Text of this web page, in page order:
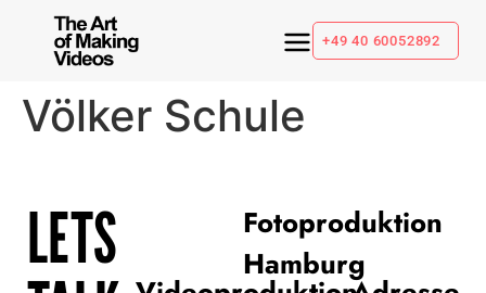
+49 40 60052892
Völker Schule
LETS
Fotoproduktion
Hamburg